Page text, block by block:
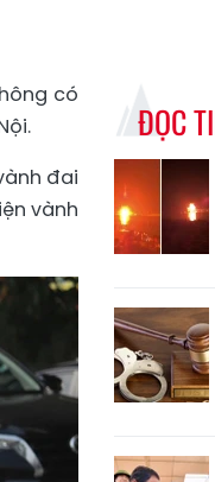
có
đai
vành
ĐỌC